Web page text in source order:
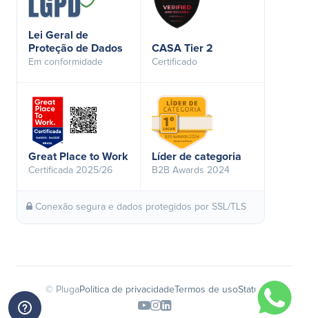
Lei Geral de
Proteção de Dados
Em conformidade
CASA Tier 2
Certificado
Great Place to Work
Certificada 2025/26
Líder de categoria
B2B Awards 2024
Conexão segura e dados protegidos por SSL/TLS
© PlugaPolítica de privacidadeTermos de usoStatus